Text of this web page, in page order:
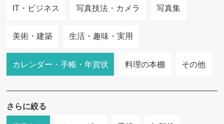
IT・ビジネス 写真技法・カメラ 写真集
美術・建築 生活・趣味・実用
カレンダー・手帳・年賀状 料理の本棚 その他
さらに絞る